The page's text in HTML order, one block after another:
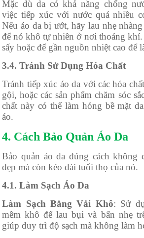
Mặc dù da có khả năng chống
việc tiếp xúc với nước quá nhiều
Nếu áo da bị ướt, hãy lau nhẹ
để nó khô tự nhiên ở nơi thoáng
sấy hoặc để gần nguồn nhiệt cao để
3.4. Tránh Sử Dụng Hóa Chất
Tránh tiếp xúc áo da với các hóa
gội, hoặc các sản phẩm chăm sóc
chất này có thể làm hỏng bề mặt
áo.
4. Cách Bảo Quản Áo Da
Bảo quản áo da đúng cách
đẹp mà còn kéo dài tuổi thọ của nó.
4.1. Làm Sạch Áo Da
Làm Sạch Bằng Vải Khô: Sử
mềm khô để lau bụi và bẩn nhẹ
giúp duy trì độ sạch mà không làm